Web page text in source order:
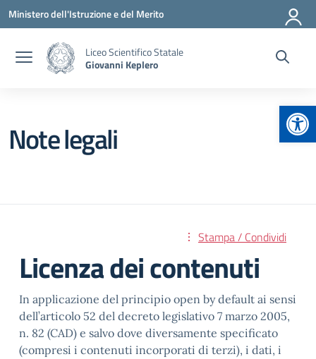
Vai ai contenuti
Vai al menu di navigazione
Vai al footer
Ministero dell'Istruzione e del Merito
Liceo Scientifico Statale
Giovanni Keplero
Note legali
Stampa / Condividi
Licenza dei contenuti
In applicazione del principio open by default ai sensi
dell’articolo 52 del decreto legislativo 7 marzo 2005,
n. 82 (CAD) e salvo dove diversamente specificato
(compresi i contenuti incorporati di terzi), i dati, i